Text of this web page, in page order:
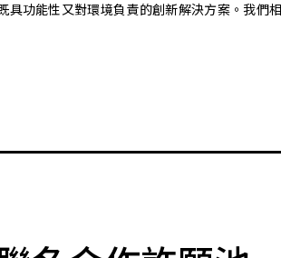
功能性又對環境負責的創新解決方案。我們